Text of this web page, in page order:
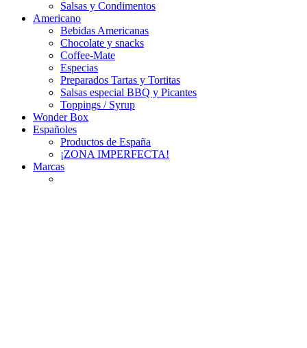
Salsas y Condimentos
Americano
Bebidas Americanas
Chocolate y snacks
Coffee-Mate
Especias
Preparados Tartas y Tortitas
Salsas especial BBQ y Picantes
Toppings / Syrup
Wonder Box
Españoles
Productos de España
¡ZONA IMPERFECTA!
Marcas